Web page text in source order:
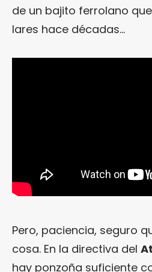
de un bajito ferrolano
lares hace décadas…
Pero, paciencia, seguro
cosa. En la directiva del
hay ponzoña suficiente